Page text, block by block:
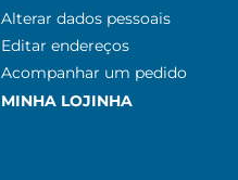
Alterar dados pessoais
Editar endereços
Acompanhar um pedido
MINHA LOJINHA